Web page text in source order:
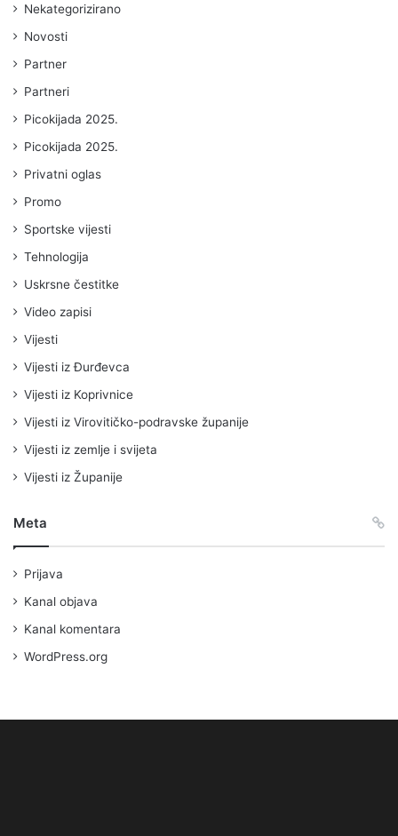
Nekategorizirano
Novosti
Partner
Partneri
Picokijada 2025.
Picokijada 2025.
Privatni oglas
Promo
Sportske vijesti
Tehnologija
Uskrsne čestitke
Video zapisi
Vijesti
Vijesti iz Đurđevca
Vijesti iz Koprivnice
Vijesti iz Virovitičko-podravske županije
Vijesti iz zemlje i svijeta
Vijesti iz Županije
Meta
Prijava
Kanal objava
Kanal komentara
WordPress.org